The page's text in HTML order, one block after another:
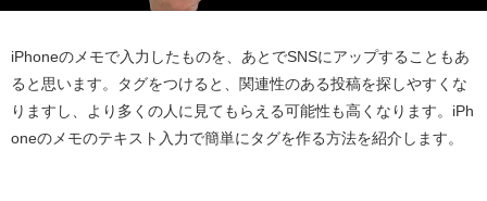
iPhoneのメモで入力したものを、あとでSNSにアップすることもあ
ると思います。タグをつけると、関連性のある投稿を探しやすくな
りますし、より多くの人に見てもらえる可能性も高くなります。iPh
oneのメモのテキスト入力で簡単にタグを作る方法を紹介します。